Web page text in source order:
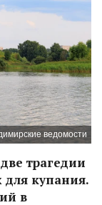
ведомости
трагедии
купания.
в